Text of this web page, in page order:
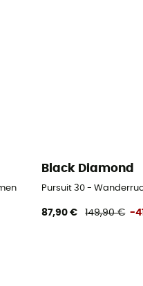
Black Diamond
Pursuit 30 -
87,90 € 149,90 € -